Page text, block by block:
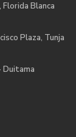
Blanca
Plaza, Tunja
Duitama